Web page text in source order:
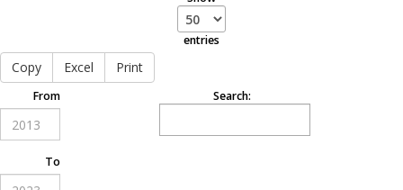
entries
Copy Excel Print
From
To
Search: